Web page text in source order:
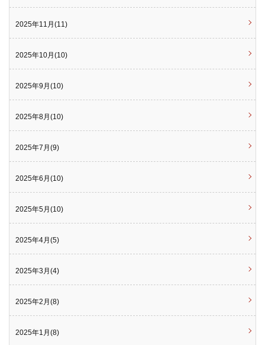
2025年11月(11)
2025年10月(10)
2025年9月(10)
2025年8月(10)
2025年7月(9)
2025年6月(10)
2025年5月(10)
2025年4月(5)
2025年3月(4)
2025年2月(8)
2025年1月(8)